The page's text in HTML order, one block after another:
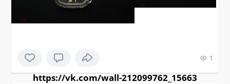
1
https://vk.com/wall-212099762_15663